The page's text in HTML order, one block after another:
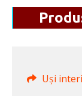
Uși